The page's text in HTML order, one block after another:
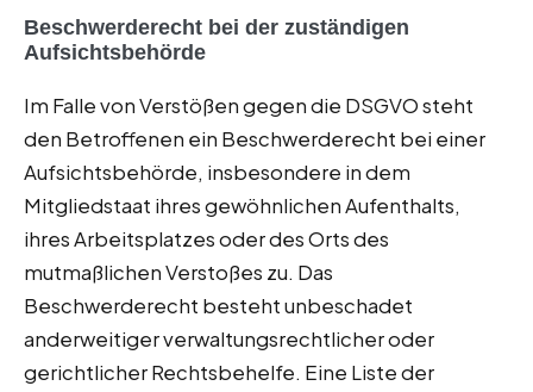
Beschwerderecht bei der zuständigen
Aufsichtsbehörde
Im Falle von Verstößen gegen die DSGVO steht
den Betroffenen ein Beschwerderecht bei einer
Aufsichtsbehörde, insbesondere in dem
Mitgliedstaat ihres gewöhnlichen Aufenthalts,
ihres Arbeitsplatzes oder des Orts des
mutmaßlichen Verstoßes zu. Das
Beschwerderecht besteht unbeschadet
anderweitiger verwaltungsrechtlicher oder
gerichtlicher Rechtsbehelfe. Eine Liste der